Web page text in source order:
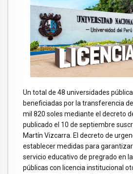
Un total de 48 universidades
beneficiadas por la transferencia
mil 820 soles mediante el decreto
publicado el 10 de septiembre
Martín Vizcarra. El decreto de
establecer medidas para
servicio educativo de pregrado en
públicas con licencia institucional